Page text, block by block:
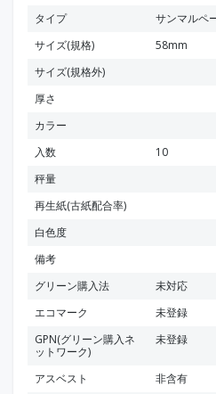
タイプ
サンマルペ
サイズ(規格)
58mm
サイズ(規格外)
厚さ
カラー
入数
10
秤量
再生紙(古紙配合率)
白色度
備考
グリーン購入法
未対応
エコマーク
未登録
GPN(グリーン購入ネ
ットワーク)
未登録
アスベスト
非含有